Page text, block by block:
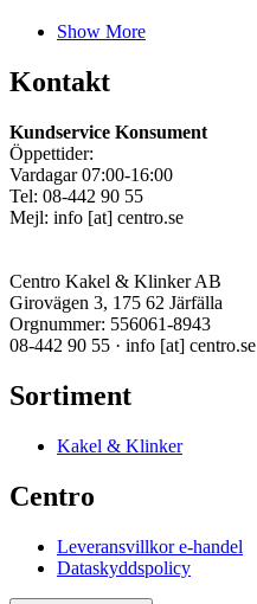
Show More
Kontakt
Kundservice Konsument
Öppettider:
Vardagar 07:00-16:00
Tel: 08-442 90 55
Mejl: info [at] centro.se
Centro Kakel & Klinker AB
Girovägen 3, 175 62 Järfälla
Orgnummer: 556061-8943
08-442 90 55 · info [at] centro.se
Sortiment
Kakel & Klinker
Centro
Leveransvillkor e-handel
Dataskyddspolicy